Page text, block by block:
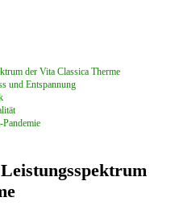
der Vita Classica Therme
und Entspannung